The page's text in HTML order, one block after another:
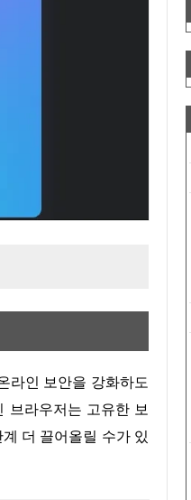
브라우저는 고유한 보
더 끌어올릴 수가 있